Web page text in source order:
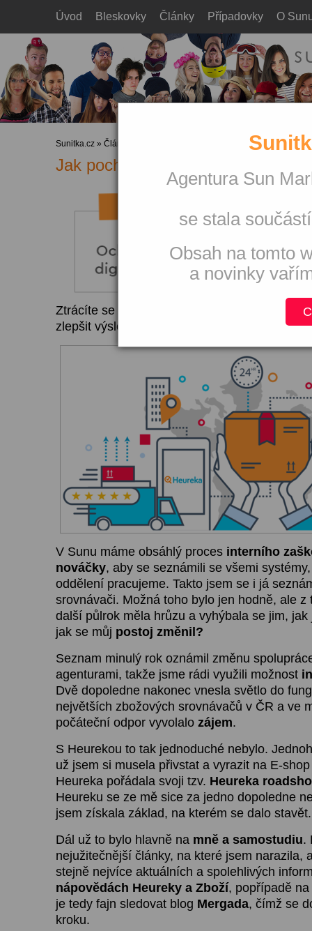
Agentura Sun
se stala
Obsah na tomto
a novinky
Úvod Bleskovky Články Případovky O
Sunitka.cz » Články
Jak pochopit svět zbožových
Ztrácíte se v otázce zbožových srovnávačů?
zlepšit výsledky svých klientů? Poradím vám
V Sunu máme obsáhlý proces interního
nováčky, aby se seznámili se všemi
oddělení pracujeme. Takto jsem se i já
srovnávači. Možná toho bylo jen hodně, ale z
další půlrok měla hrůzu a vyhýbala se jim,
jak se můj postoj změnil?
Seznam minulý rok oznámil změnu
agenturami, takže jsme rádi využili možnost
Dvě dopoledne nakonec vnesla světlo do
největších zbožových srovnávačů v ČR a ve
počáteční odpor vyvolalo zájem.
S Heurekou to tak jednoduché nebylo.
už jsem si musela přivstat a vyrazit na E-
Heureka pořádala svoji tzv. Heureka
Heureku se ze mě sice za jedno dopoledne
jsem získala základ, na kterém se dalo stavět.
Dál už to bylo hlavně na mně a samostudiu.
nejužitečnější články, na které jsem narazila,
stejně nejvíce aktuálních a spolehlivých
nápovědách Heureky a Zboží, popřípadě
je tedy fajn sledovat blog Mergada, čímž se
kroku.